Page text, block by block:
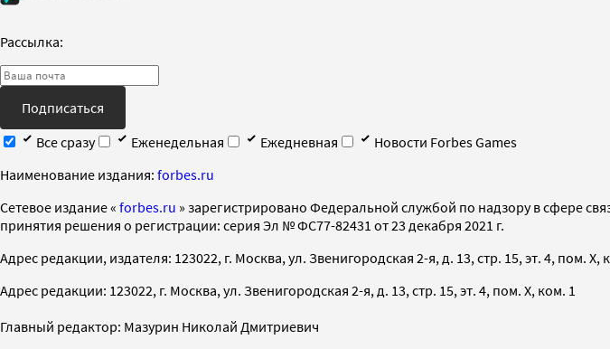
Рассылка:
Подписаться
Все сразу
Еженедельная Ежедневная
Новости Forbes Games
Наименование издания: forbes.ru
Cетевое издание « forbes.ru » зарегистрировано Федеральной службой по надзору в сфере
принятия решения о регистрации: серия Эл № ФС77-82431 от 23 декабря 2021 г.
Адрес редакции, издателя: 123022, г. Москва, ул. Звенигородская 2-я, д. 13, стр. 15, эт. 4, пом. X,
Адрес редакции: 123022, г. Москва, ул. Звенигородская 2-я, д. 13, стр. 15, эт. 4, пом. X, ком. 1
Главный редактор: Мазурин Николай Дмитриевич